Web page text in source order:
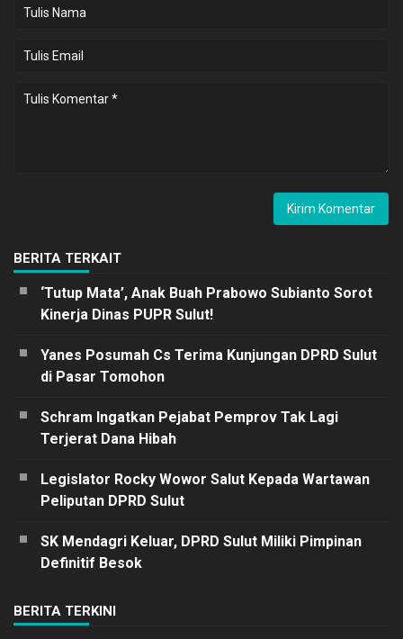
BERITA TERKAIT
‘Tutup Mata’, Anak Buah Prabowo Subianto Sorot
Kinerja Dinas PUPR Sulut!
Yanes Posumah Cs Terima Kunjungan DPRD Sulut
di Pasar Tomohon
Schram Ingatkan Pejabat Pemprov Tak Lagi
Terjerat Dana Hibah
Legislator Rocky Wowor Salut Kepada Wartawan
Peliputan DPRD Sulut
SK Mendagri Keluar, DPRD Sulut Miliki Pimpinan
Definitif Besok
BERITA TERKINI